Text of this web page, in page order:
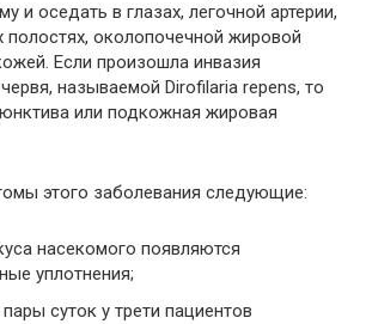
и оседать в глазах, легочной артерии,
полостях, околопочечной жировой
Если произошла инвазия
называемой Dirofilaria repens, то
или подкожная жировая
этого заболевания следующие:
насекомого появляются
уплотнения;
суток у трети пациентов